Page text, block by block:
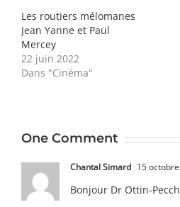
Les routiers mélomanes
Jean Yanne et Paul
Mercey
22 juin 2022
Dans "Cinéma"
One Comment
Chantal Simard 15
Bonjour Dr Ottin-